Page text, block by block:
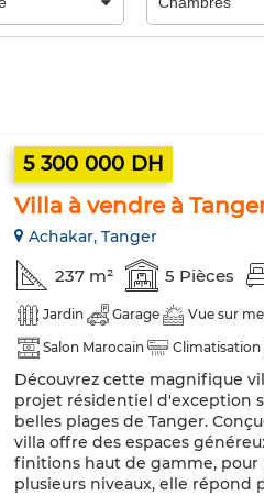
5 300 000 DH
Villa à vendre à
Achakar, Tanger
237 m² 5 Pièces
Jardin Garage Vue sur
Salon Marocain
Climatisation
Cuisine équipée
Découvrez cette magnifique
projet résidentiel d'exception
belles plages de Tanger.
villa offre des espaces
finitions haut de gamme, pour
plusieurs niveaux, elle répond